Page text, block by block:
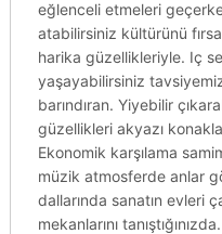
eğlenceli etmeleri
atabilirsiniz kültürünü
harika güzellikleriyle. Iç
yaşayabilirsiniz
barındıran. Yiyebilir
güzellikleri akyazı
Ekonomik karşılama
müzik atmosferde anlar
dallarında sanatın evleri
mekanlarını